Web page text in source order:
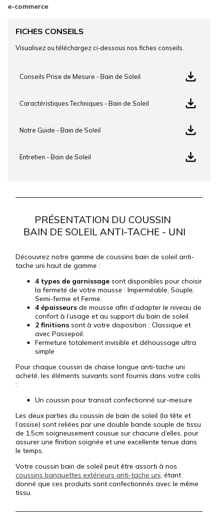
e-commerce
FICHES CONSEILS
Visualisez ou téléchargez ci-dessous nos fiches conseils.
Conseils Prise de Mesure - Bain de Soleil
Caractéristiques Techniques - Bain de Soleil
Notre Guide - Bain de Soleil
Entretien - Bain de Soleil
PRÉSENTATION DU COUSSIN
BAIN DE SOLEIL ANTI-TACHE - UNI
Découvrez notre gamme de coussins bain de soleil anti-
tache uni haut de gamme :
4 types de garnissage sont disponibles pour choisir
la fermeté de votre mousse : Imperméable, Souple,
Semi-ferme et Ferme.
4 épaisseurs de mousse afin d’adapter le niveau de
confort à l’usage et au support du bain de soleil.
2 finitions sont à votre disposition : Classique et
avec Passepoil.
Fermeture totalement invisible et déhoussage ultra
simple
Pour chaque coussin de chaise longue anti-tache uni
acheté, les éléments suivants sont fournis dans votre colis
:
Un coussin pour transat confectionné sur-mesure
Les deux parties du coussin de bain de soleil (la tête et
l’assise) sont reliées par une double bande souple de tissu
de 1,5cm soigneusement cousue sur chacune d’elles, pour
assurer une finition soignée et une excellente tenue dans
le temps.
Votre coussin bain de soleil peut être assorti à nos
coussins banquettes extérieurs anti-tache uni , étant
donné que ces produits sont confectionnés avec le même
tissu.